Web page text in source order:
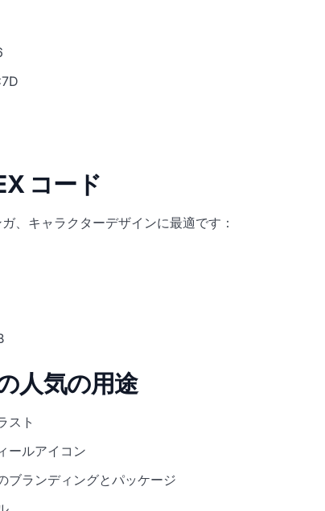
コード
、キャラクターデザインに最適です：
人気の用途
スト
ールアイコン
ブランディングとパッケージ